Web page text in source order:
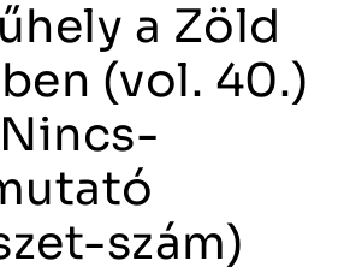
a Zöld
(vol. 40.)
szám)